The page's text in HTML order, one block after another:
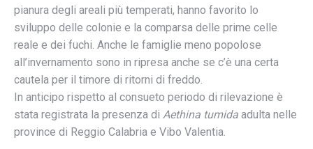
pianura degli areali più temperati, hanno favorito lo
sviluppo delle colonie e la comparsa delle prime celle
reale e dei fuchi. Anche le famiglie meno popolose
all’invernamento sono in ripresa anche se c’è una certa
cautela per il timore di ritorni di freddo.
In anticipo rispetto al consueto periodo di rilevazione è
stata registrata la presenza di Aethina tumida adulta nelle
province di Reggio Calabria e Vibo Valentia.